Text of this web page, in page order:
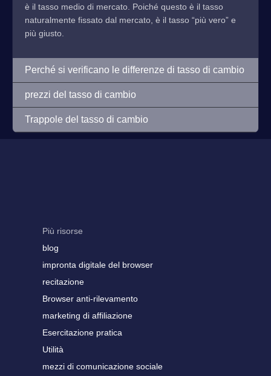
è il tasso medio di mercato. Poiché questo è il tasso
naturalmente fissato dal mercato, è il tasso “più vero” e
più giusto.
Perché si verificano le differenze di tasso di cambio
prezzi del tasso di cambio
Trappole del tasso di cambio
Più risorse
blog
impronta digitale del browser
recitazione
Browser anti-rilevamento
marketing di affiliazione
Esercitazione pratica
Utilità
mezzi di comunicazione sociale